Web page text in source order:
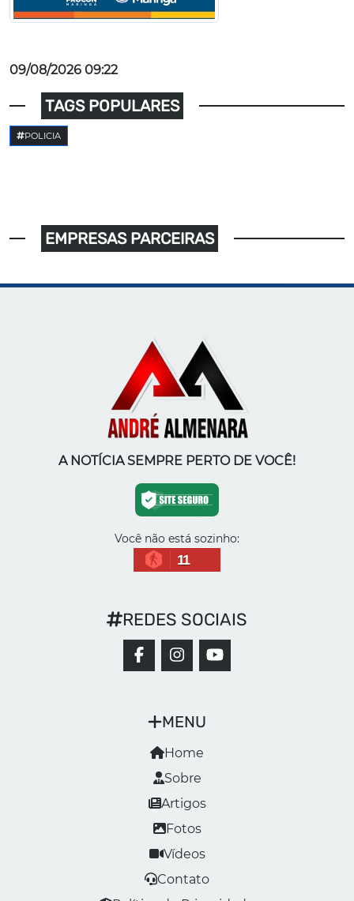
09/08/2026 09:22
TAGS POPULARES
POLICIA
EMPRESAS PARCEIRAS
A NOTÍCIA SEMPRE PERTO DE VOCÊ!
Você não está sozinho:
11
MENU
Home
Sobre
Artigos
Fotos
Vídeos
Contato
REDES SOCIAIS